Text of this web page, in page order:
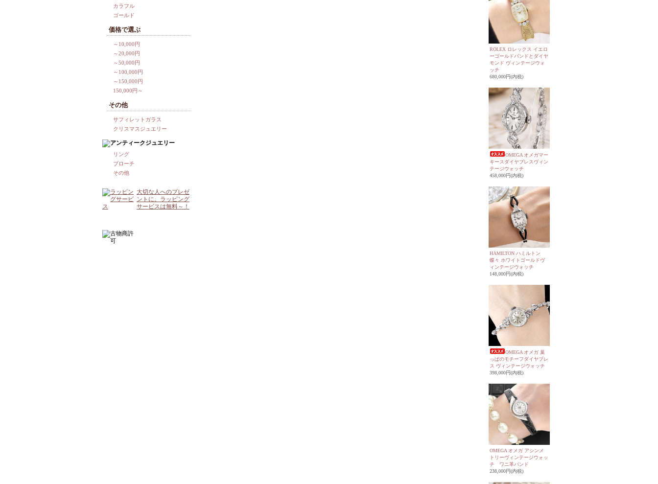
カラフル
ゴールド
価格で選ぶ
～10,000円
～20,000円
～50,000円
～100,000円
～150,000円
150,000円～
その他
サフィレットガラス
クリスマスジュエリー
リング
ブローチ
その他
大切な人へのプレゼ
ントに。ラッピング
サービスは無料～！
ROLEX ロレックス イエロ
ーゴールドバンドとダイヤ
モンド ヴィンテージウォ
ッチ
680,000円(内税)
OMEGA オメガマー
キースダイヤブレスヴィン
テージウォッチ
458,000円(内税)
HAMILTON ハミルトン
蝶々 ホワイトゴールドヴ
ィンテージウォッチ
148,000円(内税)
OMEGA オメガ 葉
っぱのモチーフダイヤブレ
ス ヴィンテージウォッチ
398,000円(内税)
OMEGA オメガ アシンメ
トリーヴィンテージウォッ
チ ワニ革バンド
238,000円(内税)